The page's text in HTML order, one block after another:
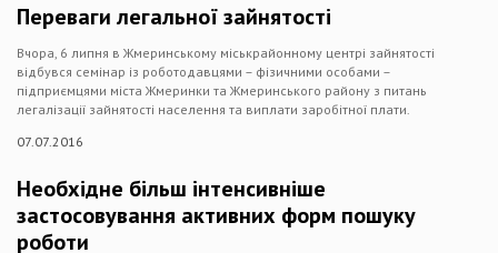
Переваги легальної зайнятості
Вчора, 6 липня в Жмеринському міськрайонному центрі зайнятості
відбувся семінар із роботодавцями – фізичними особами –
підприємцями міста Жмеринки та Жмеринського району з питань
легалізації зайнятості населення та виплати заробітної плати.
07.07.2016
Необхідне більш інтенсивніше
застосовування активних форм пошуку
роботи